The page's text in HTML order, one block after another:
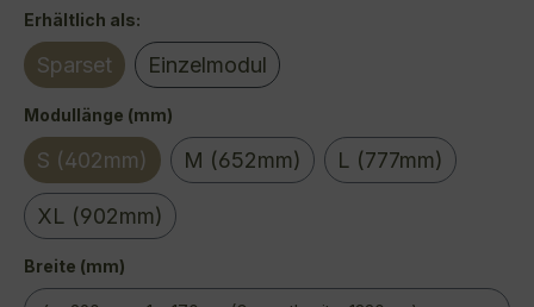
Erhältlich als:
Sparset Einzelmodul(Diese Option ist zurzeit nicht
Modullänge (mm)
S (402mm) M (652mm) L (777mm)
XL (902mm)
Breite (mm)